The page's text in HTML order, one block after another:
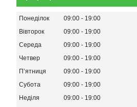
Понеділок 09:00
19:00
Вівторок
09:00
19:00
Середа
09:00
19:00
Четвер
09:00
19:00
Пʼятниця
09:00
19:00
Субота
09:00
19:00
Неділя
09:00 19:00